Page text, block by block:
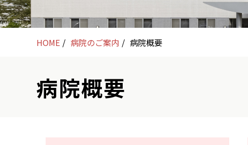
HOME 病院のご案内 病院概要
病院概要